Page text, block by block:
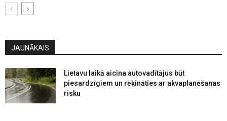
JAUNĀKAIS
Lietavu laikā aicina autovadītājus būt
piesardzīgiem un rēķināties ar akvaplanēšanas
risku